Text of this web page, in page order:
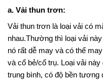
a. Vải thun trơn:
Vải thun trơn là loại vải có
nhau.Thường thì loại vải
nó rất dễ may và có thể
và cổ bẻ/cổ trụ. Loại vải
trung bình, có độ bền tương